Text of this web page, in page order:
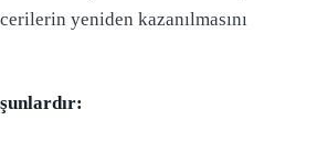
yeniden kazanılmasını